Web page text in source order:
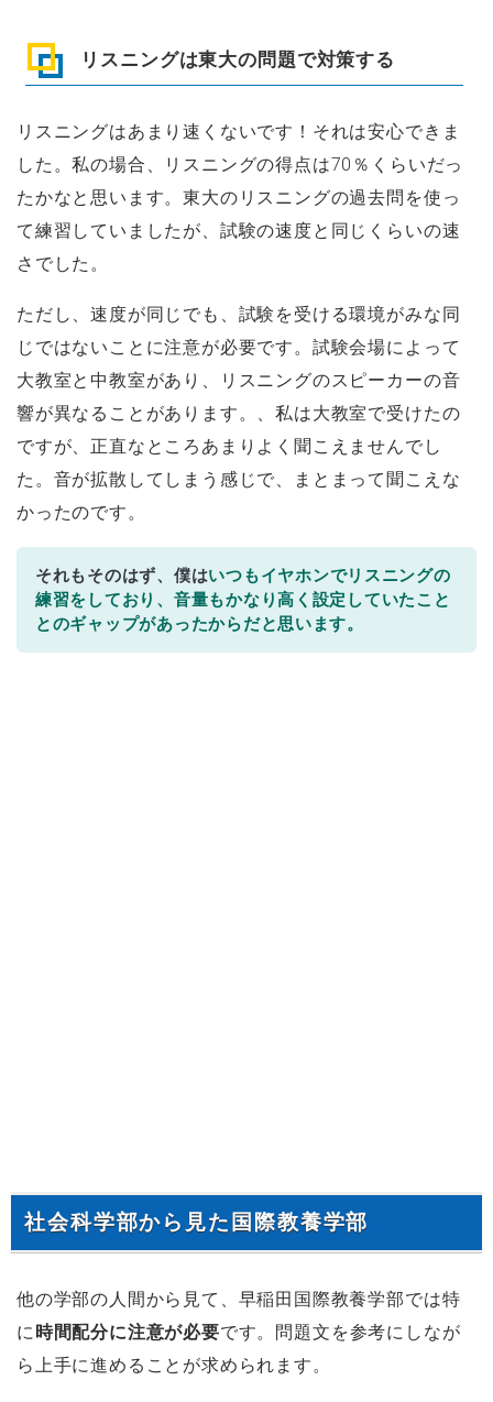
リスニングは東大の問題で対策する
リスニングはあまり速くないです！それは安心できま
した。私の場合、リスニングの得点は70％くらいだっ
たかなと思います。東大のリスニングの過去問を使っ
て練習していましたが、試験の速度と同じくらいの速
さでした。
ただし、速度が同じでも、試験を受ける環境がみな同
じではないことに注意が必要です。試験会場によって
大教室と中教室があり、リスニングのスピーカーの音
響が異なることがあります。、私は大教室で受けたの
ですが、正直なところあまりよく聞こえませんでし
た。音が拡散してしまう感じで、まとまって聞こえな
かったのです。
それもそのはず、僕はいつもイヤホンでリスニングの
練習をしており、音量もかなり高く設定していたこと
とのギャップがあったからだと思います。
社会科学部から見た国際教養学部
他の学部の人間から見て、早稲田国際教養学部では特
に時間配分に注意が必要です。問題文を参考にしなが
ら上手に進めることが求められます。